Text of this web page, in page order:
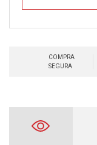
COMPRA
SEGURA